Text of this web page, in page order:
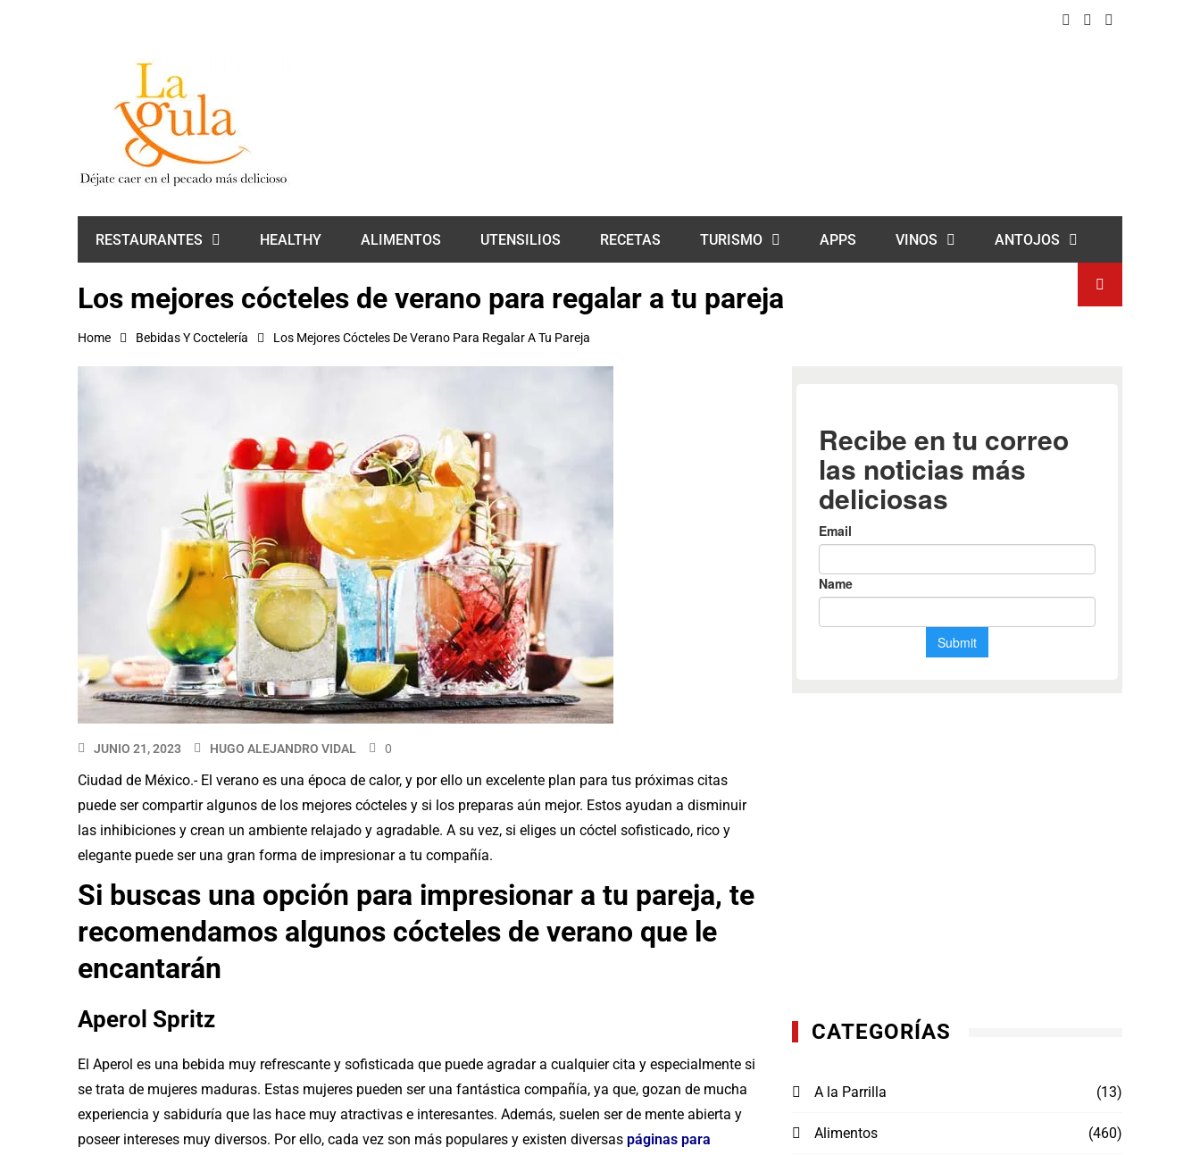
RESTAURANTES HEALTHY ALIMENTOS UTENSILIOS RECETAS TURISMO APPS VINOS ANTOJOS
Los mejores cócteles de verano para regalar a tu pareja
Home Bebidas Y Coctelería Los Mejores Cócteles De Verano Para Regalar A Tu Pareja
JUNIO 21, 2023 HUGO ALEJANDRO VIDAL 0
Ciudad de México.- El verano es una época de calor, y por ello un excelente plan para tus próximas citas
puede ser compartir algunos de los mejores cócteles y si los preparas aún mejor. Estos ayudan a disminuir
las inhibiciones y crean un ambiente relajado y agradable. A su vez, si eliges un cóctel sofisticado, rico y
elegante puede ser una gran forma de impresionar a tu compañía.
Si buscas una opción para impresionar a tu pareja, te
recomendamos algunos cócteles de verano que le
encantarán
Aperol Spritz
El Aperol es una bebida muy refrescante y sofisticada que puede agradar a cualquier cita y especialmente si
se trata de mujeres maduras. Estas mujeres pueden ser una fantástica compañía, ya que, gozan de mucha
experiencia y sabiduría que las hace muy atractivas e interesantes. Además, suelen ser de mente abierta y
poseer intereses muy diversos. Por ello, cada vez son más populares y existen diversas páginas para
CATEGORÍAS
A la Parrilla (13)
Alimentos (460)